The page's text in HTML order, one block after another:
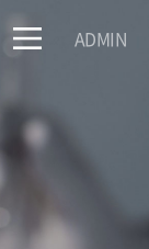
ADMIN